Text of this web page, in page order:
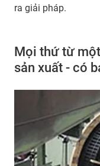
ra giải pháp.
Mọi thứ từ
sản xuất - có